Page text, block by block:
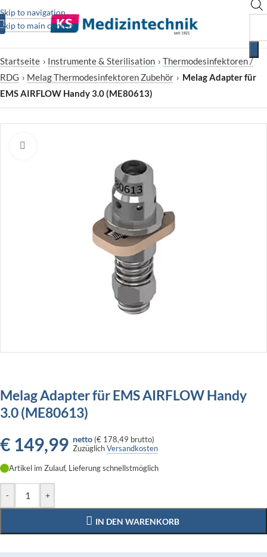
Skip to navigation
Skip to main content
Startseite › Instrumente & Sterilisation › Thermodesinfektoren /
RDG › Melag Thermodesinfektoren Zubehör › Melag Adapter für
EMS AIRFLOW Handy 3.0 (ME80613)
Melag Adapter für EMS AIRFLOW Handy
3.0 (ME80613)
€ 149,99 netto (€ 178,49 brutto)
ZuzüglichVersandkosten
Artikel im Zulauf, Lieferung schnellstmöglich
- +
IN DEN WARENKORB